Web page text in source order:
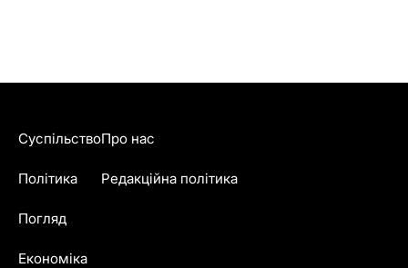
Суспільство
Політика
Погляд
Економіка
Про нас
Редакційна політика